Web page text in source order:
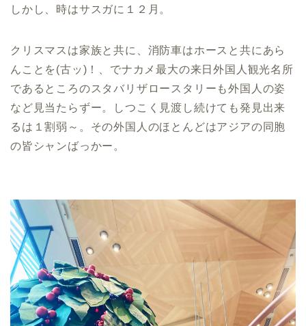
しかし、時はサスガに１２月。
クリスマスは家族と共に、消防車はホースと共にあら
んことを(古ッ)！、でナカメ最大の来日外国人観光名所
であるところのスタバリザロースタリーも外国人の姿
など見当たらずー。しつこく見渡し続けても発見出来
るは１割弱～。その外国人のほとんどはアジアの同胞
の皆シャンばっかー。